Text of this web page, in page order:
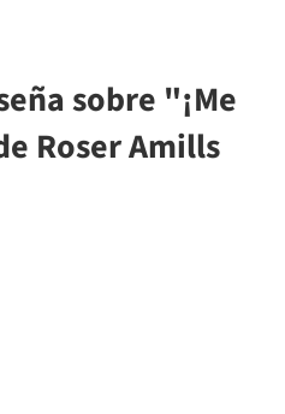
sobre "¡Me
Roser Amills